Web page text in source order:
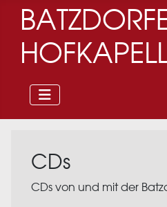
CDs
CDs von und mit der